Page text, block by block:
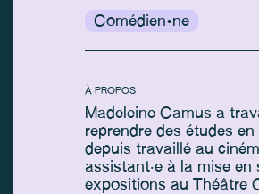
Comédien·ne
À PROPOS
Madeleine Camus a
reprendre des études
depuis travaillé au
assistant‧e à la mise
expositions au Théâtre